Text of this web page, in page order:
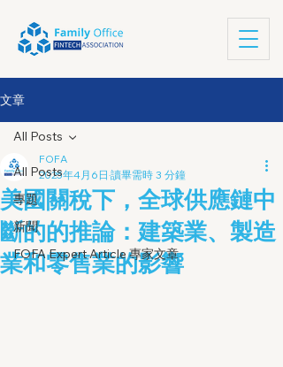
文章
All Posts
專題
新聞
FOFA Expert Article 專家文章
All Posts
美國關稅下，全球供應鏈中
斷的的推論：建築業、製造
業和零售業的影響
FOFA
2025年4月6日 讀畢需時 3 分鐘